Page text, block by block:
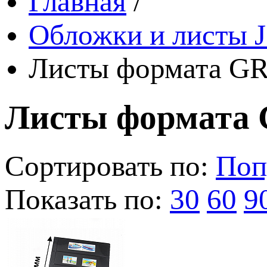
Обложки и листы
Листы формата
Листы формата
Сортировать по:
Показать по: 30 60